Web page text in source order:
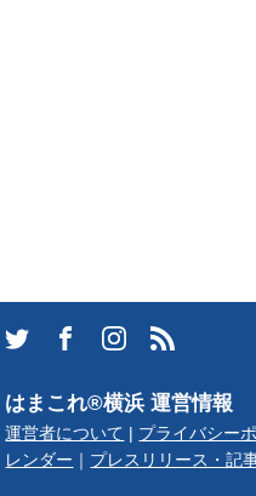
はまこれ®横浜 運営情報
運営者について プライバシー
レンダー
プレスリリース・記